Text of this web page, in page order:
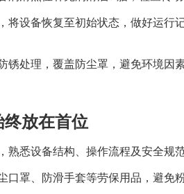
将设备恢复至初始状态，做好运行
处理，覆盖防尘罩，避免环境因
放在首位
悉设备结构、操作流程及安全规范
罩、防滑手套等劳保用品，避免